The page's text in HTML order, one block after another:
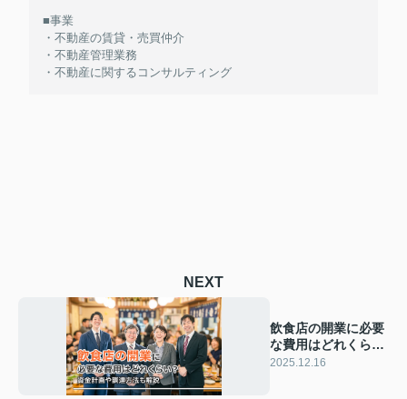
■事業
・不動産の賃貸・売買仲介
・不動産管理業務
・不動産に関するコンサルティング
NEXT
飲食店の開業に必要
な費用はどれくら
い？資金計画や調達
2025.12.16